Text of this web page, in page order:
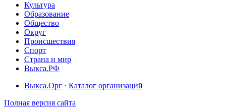
Культура
Образование
Общество
Округ
Происшествия
Спорт
Страна и мир
Выкса.РФ
Выкса.Орг · Каталог организаций
Полная версия сайта